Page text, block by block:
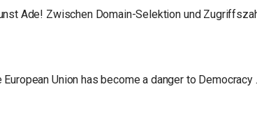
Ade! Zwischen Domain-Selektion und
Union has become a danger to Democracy